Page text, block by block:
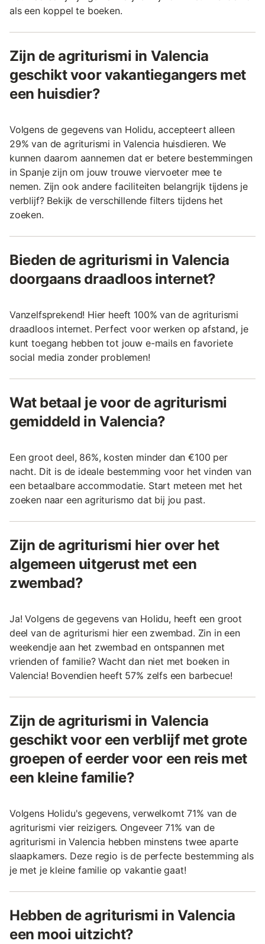
als een koppel te boeken.
Zijn de agriturismi in Valencia
geschikt voor vakantiegangers met
een huisdier?
Volgens de gegevens van Holidu, accepteert alleen
29% van de agriturismi in Valencia huisdieren. We
kunnen daarom aannemen dat er betere bestemmingen
in Spanje zijn om jouw trouwe viervoeter mee te
nemen. Zijn ook andere faciliteiten belangrijk tijdens je
verblijf? Bekijk de verschillende filters tijdens het
zoeken.
Bieden de agriturismi in Valencia
doorgaans draadloos internet?
Vanzelfsprekend! Hier heeft 100% van de agriturismi
draadloos internet. Perfect voor werken op afstand, je
kunt toegang hebben tot jouw e-mails en favoriete
social media zonder problemen!
Wat betaal je voor de agriturismi
gemiddeld in Valencia?
Een groot deel, 86%, kosten minder dan €100 per
nacht. Dit is de ideale bestemming voor het vinden van
een betaalbare accommodatie. Start meteen met het
zoeken naar een agriturismo dat bij jou past.
Zijn de agriturismi hier over het
algemeen uitgerust met een
zwembad?
Ja! Volgens de gegevens van Holidu, heeft een groot
deel van de agriturismi hier een zwembad. Zin in een
weekendje aan het zwembad en ontspannen met
vrienden of familie? Wacht dan niet met boeken in
Valencia! Bovendien heeft 57% zelfs een barbecue!
Zijn de agriturismi in Valencia
geschikt voor een verblijf met grote
groepen of eerder voor een reis met
een kleine familie?
Volgens Holidu's gegevens, verwelkomt 71% van de
agriturismi vier reizigers. Ongeveer 71% van de
agriturismi in Valencia hebben minstens twee aparte
slaapkamers. Deze regio is de perfecte bestemming als
je met je kleine familie op vakantie gaat!
Hebben de agriturismi in Valencia
een mooi uitzicht?